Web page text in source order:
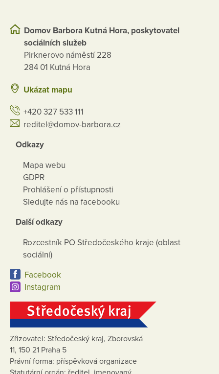
Domov Barbora Kutná Hora, poskytovatel
sociálních služeb
Pirknerovo náměstí 228
284 01 Kutná Hora
Ukázat mapu
+420 327 533 111
reditel@domov-barbora.cz
Odkazy
Mapa webu
GDPR
Prohlášení o přístupnosti
Sledujte nás na facebooku
Další odkazy
Rozcestník PO Středočeského kraje (oblast
sociální)
Facebook
Instagram
Zřizovatel: Středočeský kraj, Zborovská
11, 150 21 Praha 5
Právní forma: příspěvková organizace